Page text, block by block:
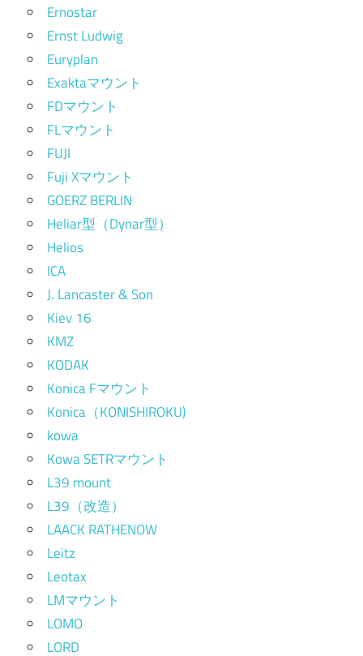
Ernostar
Ernst Ludwig
Euryplan
Exaktaマウント
FDマウント
FLマウント
FUJI
Fuji Xマウント
GOERZ BERLIN
Heliar型（Dynar型）
Helios
ICA
J. Lancaster & Son
Kiev 16
KMZ
KODAK
Konica Fマウント
Konica（KONISHIROKU)
kowa
Kowa SETRマウント
L39 mount
L39（改造）
LAACK RATHENOW
Leitz
Leotax
LMマウント
LOMO
LORD